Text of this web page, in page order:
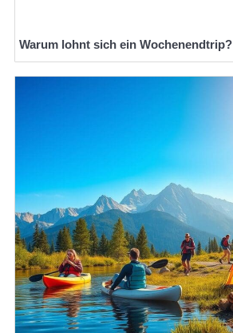
Warum lohnt sich ein Wochenendtrip?